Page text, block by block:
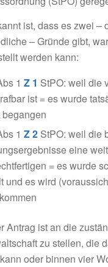
ist, dass es zwei –
– Gründe gibt,
werden kann:
1 Z 1 StPO: weil die
ist = es wurde
begangen
1 Z 2StPO: weil die
eine
= es wurde
und es wird
Antrag ist an die
zu stellen, die
oder binnen vier